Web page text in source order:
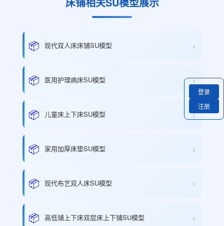
📦 现代双人床床铺SU模型 ›
📦 医用护理病床SU模型 ›
📦 儿童床上下床SU模型 ›
📦 家用加厚床垫SU模型 ›
📦 现代布艺双人床SU模型 ›
📦 高低铺上下床双层床上下铺SU模型 ›
登录
注册